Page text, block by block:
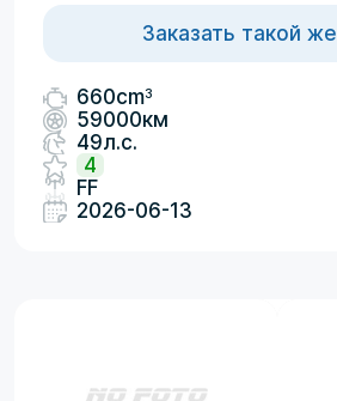
Заказать такой же
660cm3
59000км
49л.с.
4
FF
2026-06-13